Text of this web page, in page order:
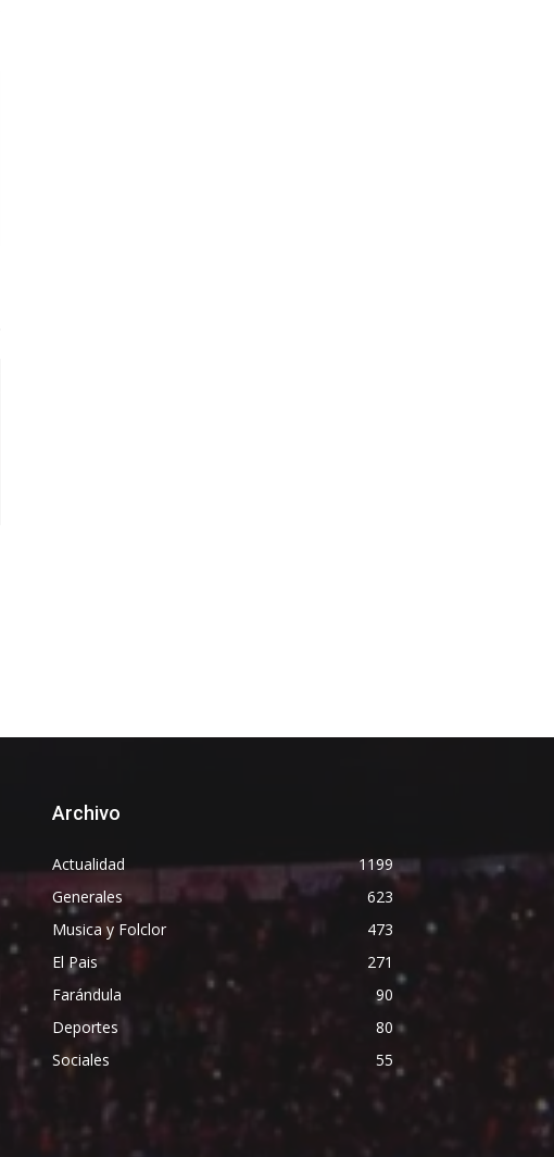
Archivo
Actualidad
1199
Generales
623
Musica y Folclor
473
El Pais
271
Farándula
90
Deportes
80
Sociales
55